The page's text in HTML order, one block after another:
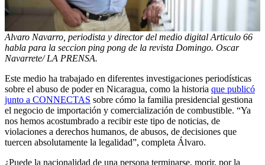
Alvaro Navarro, periodista y director del medio digital Articulo 66
habla para la seccion ping pong de la revista Domingo. Oscar
Navarrete/ LA PRENSA.
Este medio ha trabajado en diferentes investigaciones periodísticas
sobre el abuso de poder en Nicaragua, como la historia que publicó
junto a CONNECTAS sobre cómo la familia presidencial gestiona
el negocio de importación y comercialización de combustible. “Ya
nos hemos acostumbrado a recibir este tipo de noticias, de
violaciones a derechos humanos, de abusos, de decisiones que
tuercen absolutamente la legalidad”, completa Álvaro.
¿Puede la nacionalidad de una persona terminarse, morir, por la